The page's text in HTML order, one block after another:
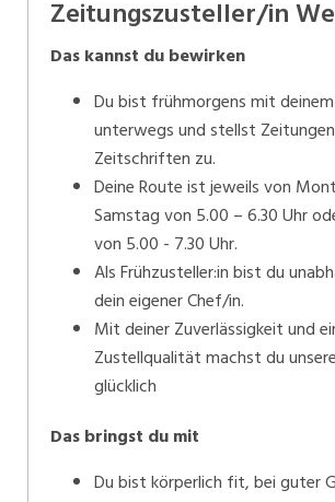
Zeitungszusteller/in
Das kannst du bewirken
Du bist frühmorgens mit
unterwegs und stellst
Zeitschriften zu.
Deine Route ist jeweils von
Samstag von 5.00 – 6.30 Uhr
von 5.00 - 7.30 Uhr.
Als Frühzusteller:in bist du
dein eigener Chef/in.
Mit deiner Zuverlässigkeit und
Zustellqualität machst du
glücklich
Das bringst du mit
Du bist körperlich fit, bei guter